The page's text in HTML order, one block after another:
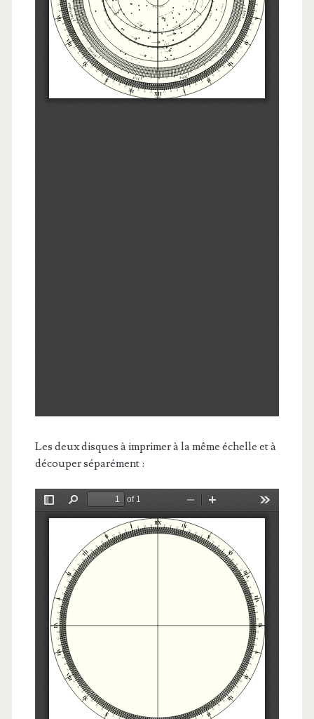
Les deux disques à imprimer à la même échelle et à
découper séparément :